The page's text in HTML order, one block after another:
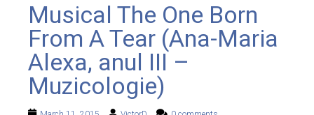
Musical The One Born
From A Tear (Ana-Maria
Alexa, anul III –
Muzicologie)